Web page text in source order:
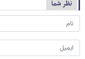
نظر شما